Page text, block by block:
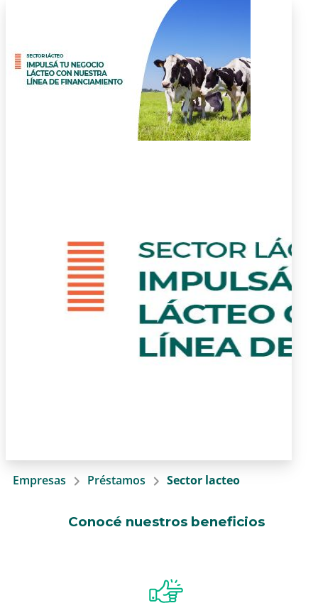
Empresas Préstamos Sector lacteo
Conocé nuestros beneficios